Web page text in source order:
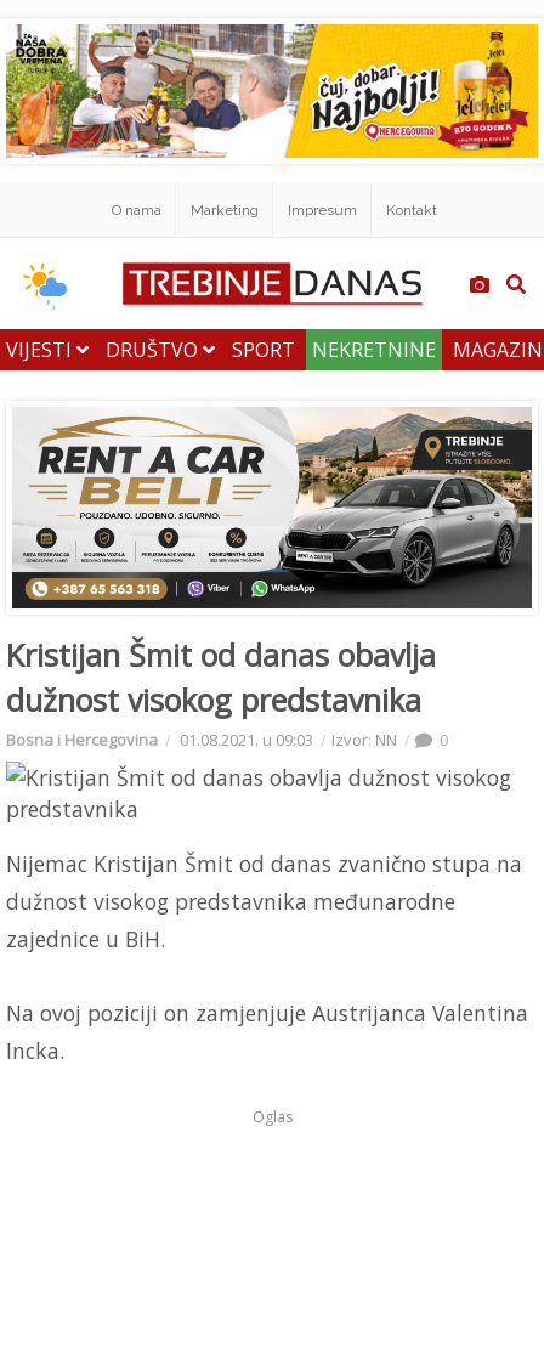
O nama Marketing Impresum Kontakt
VIJESTI DRUŠTVO SPORT NEKRETNINE
Kristijan Šmit od danas obavlja
dužnost visokog predstavnika
Bosna i Hercegovina 01.08.2021. u 09:03 Izvor: NN 0
Nijemac Kristijan Šmit od danas zvanično stupa na
dužnost visokog predstavnika međunarodne
zajednice u BiH.
Na ovoj poziciji on zamjenjuje Austrijanca Valentina
Incka.
Oglas